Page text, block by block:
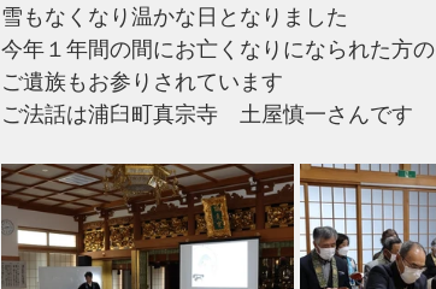
雪もなくなり温かな日となりました
今年１年間の間にお亡くなりになられた方の
ご遺族もお参りされています
ご法話は浦臼町真宗寺　土屋慎一さんです